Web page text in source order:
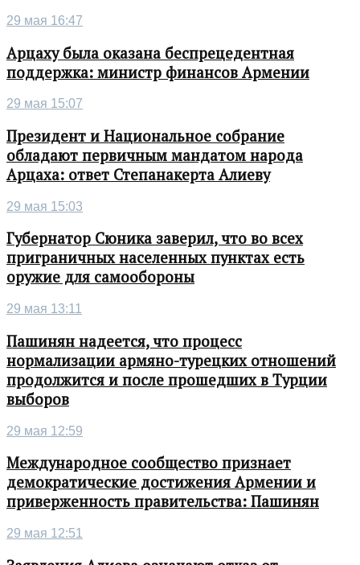
29 мая 16:47
Арцаху была оказана беспрецедентная
поддержка: министр финансов Армении
29 мая 15:07
Президент и Национальное собрание
обладают первичным мандатом народа
Арцаха: ответ Степанакерта Алиеву
29 мая 15:03
Губернатор Сюника заверил, что во всех
приграничных населенных пунктах есть
оружие для самообороны
29 мая 13:11
Пашинян надеется, что процесс
нормализации армяно-турецких отношений
продолжится и после прошедших в Турции
выборов
29 мая 12:59
Международное сообщество признает
демократические достижения Армении и
приверженность правительства: Пашинян
29 мая 12:51